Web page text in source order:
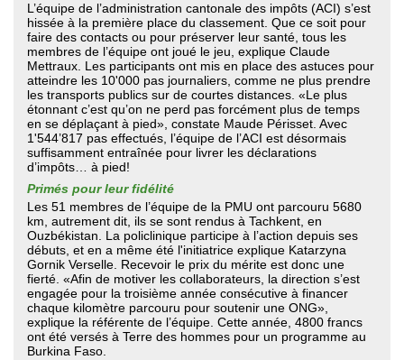
L’équipe de l’administration cantonale des impôts (ACI) s’est
hissée à la première place du classement. Que ce soit pour
faire des contacts ou pour préserver leur santé, tous les
membres de l’équipe ont joué le jeu, explique Claude
Mettraux. Les participants ont mis en place des astuces pour
atteindre les 10'000 pas journaliers, comme ne plus prendre
les transports publics sur de courtes distances. «Le plus
étonnant c’est qu’on ne perd pas forcément plus de temps
en se déplaçant à pied», constate Maude Périsset. Avec
1'544’817 pas effectués, l’équipe de l’ACI est désormais
suffisamment entraînée pour livrer les déclarations
d’impôts… à pied!
Primés pour leur fidélité
Les 51 membres de l’équipe de la PMU ont parcouru 5680
km, autrement dit, ils se sont rendus à Tachkent, en
Ouzbékistan. La policlinique participe à l’action depuis ses
débuts, et en a même été l'initiatrice explique Katarzyna
Gornik Verselle. Recevoir le prix du mérite est donc une
fierté. «Afin de motiver les collaborateurs, la direction s’est
engagée pour la troisième année consécutive à financer
chaque kilomètre parcouru pour soutenir une ONG»,
explique la référente de l’équipe. Cette année, 4800 francs
ont été versés à Terre des hommes pour un programme au
Burkina Faso.